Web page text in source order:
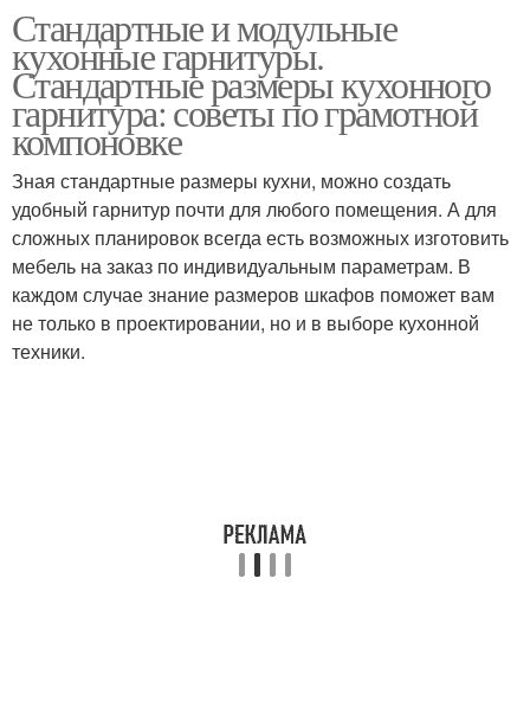
Стандартные и модульные
кухонные гарнитуры.
Стандартные размеры кухонного
гарнитура: советы по грамотной
компоновке
Зная стандартные размеры кухни, можно создать
удобный гарнитур почти для любого помещения. А для
сложных планировок всегда есть возможных изготовить
мебель на заказ по индивидуальным параметрам. В
каждом случае знание размеров шкафов поможет вам
не только в проектировании, но и в выборе кухонной
техники.